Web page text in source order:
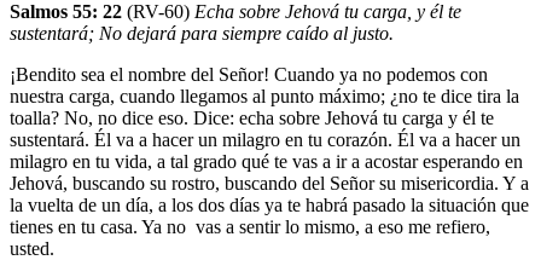
Salmos 55: 22 (RV-60) Echa sobre Jehová tu carga, y él te
sustentará; No dejará para siempre caído al justo.
¡Bendito sea el nombre del Señor! Cuando ya no podemos con
nuestra carga, cuando llegamos al punto máximo; ¿no te dice tira la
toalla? No, no dice eso. Dice: echa sobre Jehová tu carga y él te
sustentará. Él va a hacer un milagro en tu corazón. Él va a hacer un
milagro en tu vida, a tal grado qué te vas a ir a acostar esperando en
Jehová, buscando su rostro, buscando del Señor su misericordia. Y a
la vuelta de un día, a los dos días ya te habrá pasado la situación que
tienes en tu casa. Ya no vas a sentir lo mismo, a eso me refiero,
usted.